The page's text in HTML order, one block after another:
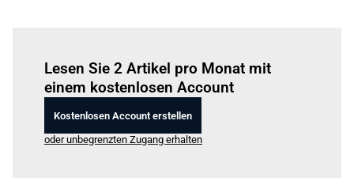
Lesen Sie 2 Artikel pro Monat mit
einem kostenlosen Account
Kostenlosen Account erstellen
oder unbegrenzten Zugang erhalten